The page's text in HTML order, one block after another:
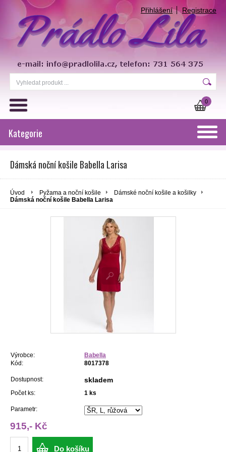
Přihlášení Registrace
0
Kategorie
Dámská noční košile Babella Larisa
Úvod Pyžama a noční košile
Dámské noční košile a košilky
Dámská noční košile Babella Larisa
Výrobce:
Babella
Kód:
8017378
Dostupnost: skladem
Počet ks: 1 ks
Parametr:
915,- Kč
Do košíku